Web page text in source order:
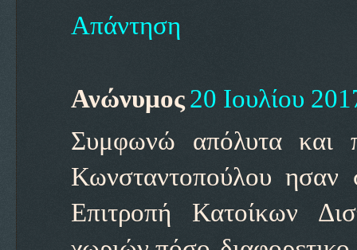
Απάντηση
Ανώνυμος20 Ιουλίου
Συμφωνώ απόλυτα και
Κωνσταντοπούλου ησαν
Επιτροπή Κατοίκων